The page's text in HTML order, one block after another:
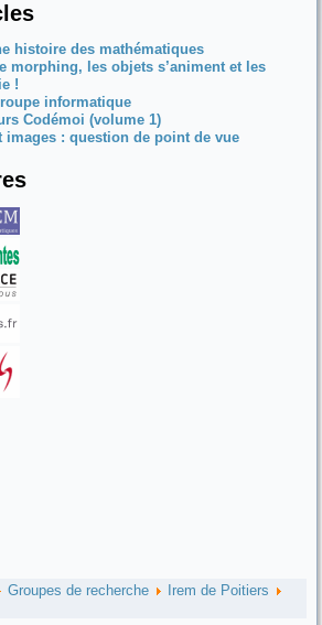
histoire des mathématiques
morphing, les objets s’animent et les
!
informatique
Codémoi (volume 1)
images : question de point de vue
Groupes de recherche
Irem de Poitiers